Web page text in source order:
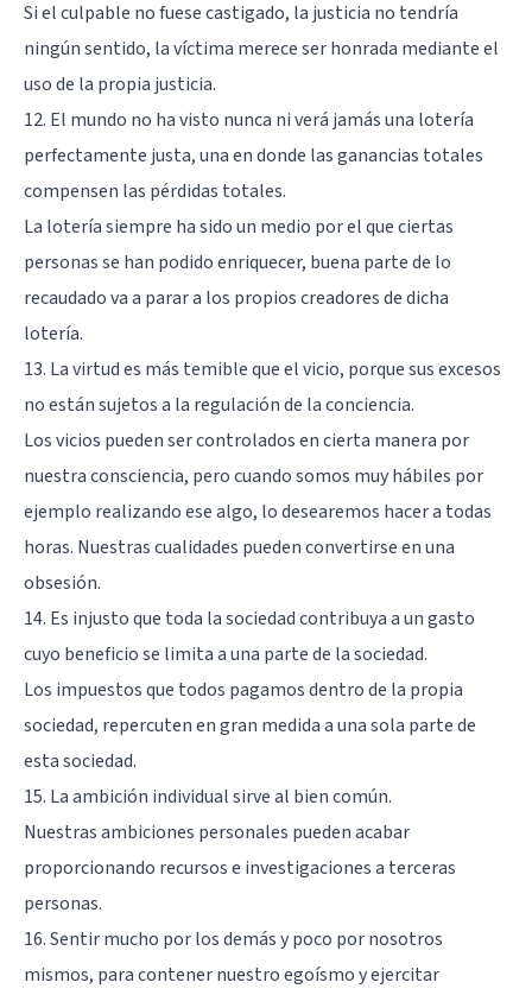
Si el culpable no fuese castigado, la justicia no tendría
ningún sentido, la víctima merece ser honrada mediante el
uso de la propia justicia.
12. El mundo no ha visto nunca ni verá jamás una lotería
perfectamente justa, una en donde las ganancias totales
compensen las pérdidas totales.
La lotería siempre ha sido un medio por el que ciertas
personas se han podido enriquecer, buena parte de lo
recaudado va a parar a los propios creadores de dicha
lotería.
13. La virtud es más temible que el vicio, porque sus excesos
no están sujetos a la regulación de la conciencia.
Los vicios pueden ser controlados en cierta manera por
nuestra consciencia, pero cuando somos muy hábiles por
ejemplo realizando ese algo, lo desearemos hacer a todas
horas. Nuestras cualidades pueden convertirse en una
obsesión.
14. Es injusto que toda la sociedad contribuya a un gasto
cuyo beneficio se limita a una parte de la sociedad.
Los impuestos que todos pagamos dentro de la propia
sociedad, repercuten en gran medida a una sola parte de
esta sociedad.
15. La ambición individual sirve al bien común.
Nuestras ambiciones personales pueden acabar
proporcionando recursos e investigaciones a terceras
personas.
16. Sentir mucho por los demás y poco por nosotros
mismos, para contener nuestro egoísmo y ejercitar